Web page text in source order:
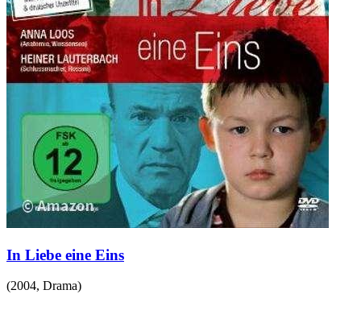
In Liebe eine Eins
(2004, Drama)